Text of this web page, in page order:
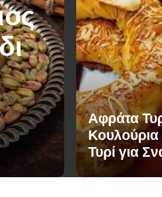
Αφράτα
Κουλούρια
Τυρί για